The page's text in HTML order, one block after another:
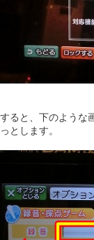
すると、下のような
っとします。